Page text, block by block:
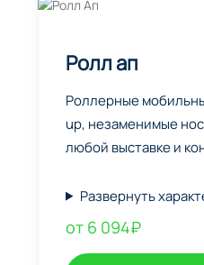
Ролл ап
Роллерные
up, незаменимые
любой выставке и
Развернуть
от 6 094₽